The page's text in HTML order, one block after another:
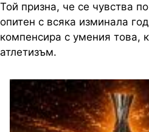
Той призна, че се чувства
опитен с всяка изминала
компенсира с умения това,
атлетизъм.